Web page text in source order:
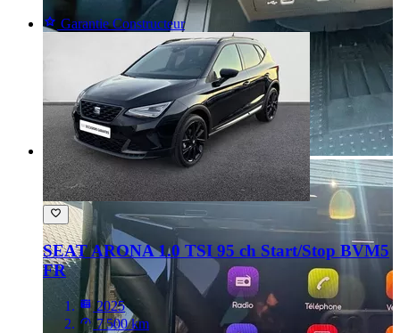
Garantie Constructeur
SEAT ARONA1.0 TSI 95 ch Start/Stop BVM5
FR
2025
7 500 km